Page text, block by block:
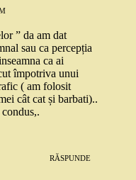
” da am dat
sau ca percepția
ca ai
împotriva unui
( am folosit
cât cat și barbati)..
RĂSPUNDE